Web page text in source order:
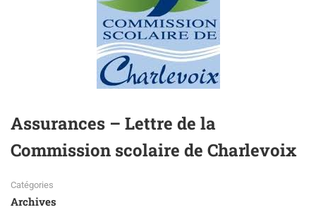
Assurances – Lettre de la
Commission scolaire de Charlevoix
Catégories
Archives